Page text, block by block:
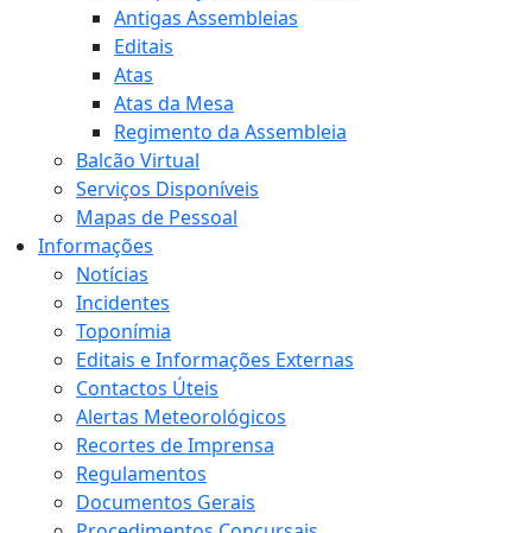
Antigas Assembleias
Editais
Atas
Atas da Mesa
Regimento da Assembleia
Balcão Virtual
Serviços Disponíveis
Mapas de Pessoal
Informações
Notícias
Incidentes
Toponímia
Editais e Informações Externas
Contactos Úteis
Alertas Meteorológicos
Recortes de Imprensa
Regulamentos
Documentos Gerais